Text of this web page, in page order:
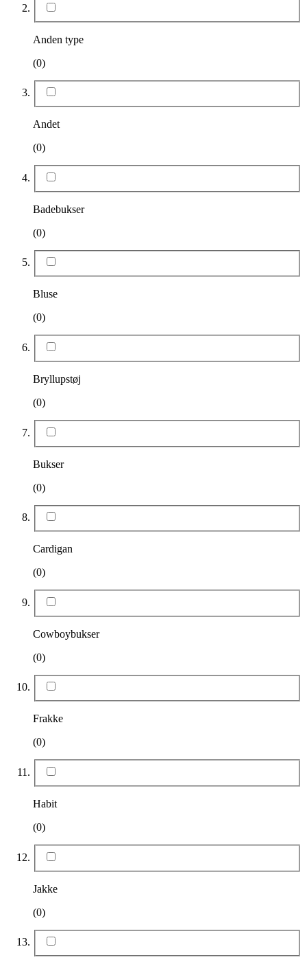
Anden type
(0)
Andet
(0)
Badebukser
(0)
Bluse
(0)
Bryllupstøj
(0)
Bukser
(0)
Cardigan
(0)
Cowboybukser
(0)
Frakke
(0)
Habit
(0)
Jakke
(0)